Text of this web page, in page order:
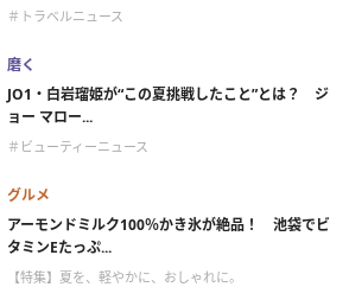
＃トラベルニュース
磨く
JO1・白岩瑠姫が“この夏挑戦したこと”とは？ ジ
ョー マロー...
＃ビューティーニュース
グルメ
アーモンドミルク100％かき氷が絶品！ 池袋でビ
タミンEたっぷ...
【特集】夏を、軽やかに、おしゃれに。